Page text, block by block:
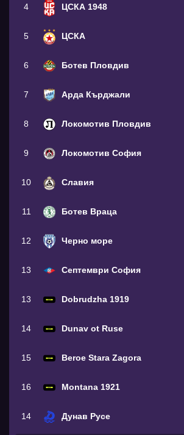
4 ЦСКА 1948
5 ЦСКА
6 Ботев Пловдив
7 Арда Кърджали
8 Локомотив Пловдив
9 Локомотив София
10 Славия
11 Ботев Враца
12 Черно море
13 Септември София
13 Dobrudzha 1919
14 Dunav ot Ruse
15 Beroe Stara Zagora
16 Montana 1921
14 Дунав Русе